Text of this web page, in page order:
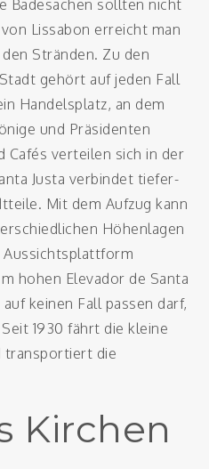
Badesachen sollten nicht
Lissabon erreicht man
Stränden. Zu den
gehört auf jeden Fall
Handelsplatz, an dem
und Präsidenten
Cafés verteilen sich in der
Justa verbindet tiefer-
Mit dem Aufzug kann
Höhenlagen
Aussichtsplattform
hohen Elevador de Santa
keinen Fall passen darf,
1930 fährt die kleine
transportiert die
Kirchen